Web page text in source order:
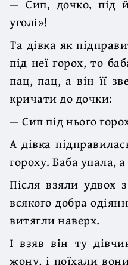
— Сип, дочко, під
уголі»!
Та дівка як
під неї горох, то
пац, пац, а він її
кричати до дочки:
— Сип під нього
А дівка
гороху. Баба упала, а
Після взяли удвох
всякого добра
витягли наверх.
І взяв він ту
жону, і поїхали